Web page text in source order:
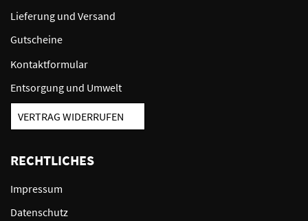
Lieferung und Versand
Gutscheine
Kontaktformular
Entsorgung und Umwelt
VERTRAG WIDERRUFEN
RECHTLICHES
Impressum
Datenschutz